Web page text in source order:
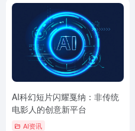
AI科幻短片闪耀戛纳：非传统
电影人的创意新平台
AI资讯